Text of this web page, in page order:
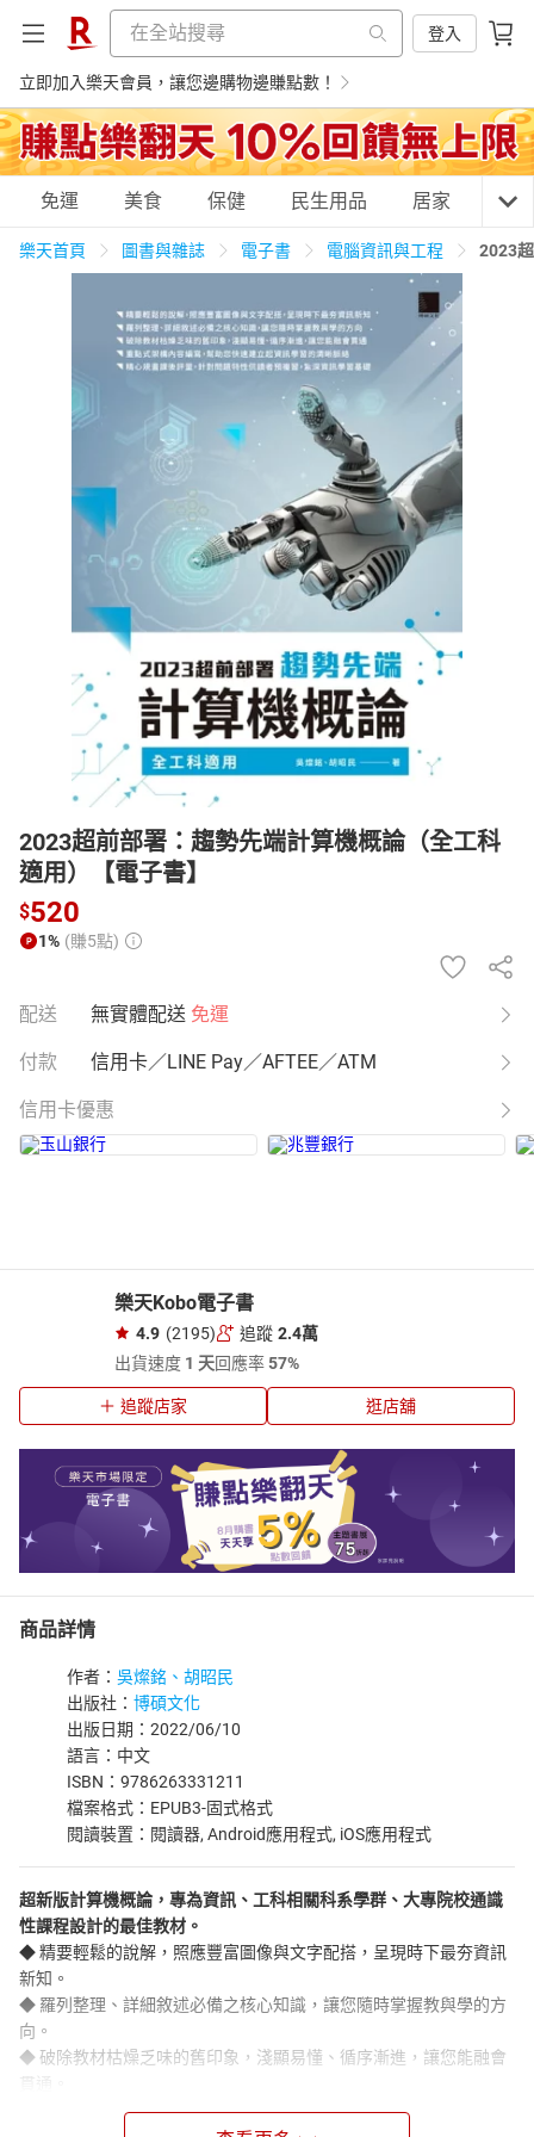
登入
立即加入樂天會員，讓您邊購物邊賺點數！
購物網分類
美食蛋糕 養生保健 民生用品
居家生活 3C家電 運動休閒 親子玩具
女裝 男裝 化妝保養 情趣用品
日本購物 電子/紙本書
免運 美食 保健 民生用品 居家 3C
樂天首頁 圖書與雜誌 電子書 電腦資訊與工程 2023
2023超前部署：趨勢先端計算機概論（全工科
適用）【電子書】
$520
1% (賺5點)
配送 無實體配送 免運
付款 信用卡／LINE Pay／AFTEE／ATM
信用卡優惠
樂天Kobo電子書
4.9 (2195) 追蹤 2.4萬
出貨速度 1 天回應率57%
追蹤店家 逛店舖
商品詳情
作者： 吳燦銘、胡昭民
出版社： 博碩文化
出版日期：2022/06/10
語言：中文
ISBN：9786263331211
檔案格式：EPUB3-固式格式
閱讀裝置：閱讀器, Android應用程式, iOS應用程式
超新版計算機概論，專為資訊、工科相關科系學群、大專院校通識
性課程設計的最佳教材。
◆ 精要輕鬆的說解，照應豐富圖像與文字配搭，呈現時下最夯資訊
新知。
◆ 羅列整理、詳細敘述必備之核心知識，讓您隨時掌握教與學的方
向。
◆ 破除教材枯燥乏味的舊印象，淺顯易懂、循序漸進，讓您能融會
◆ 重點式架構內容編寫，幫助您快速建立起資訊學習的清晰脈絡。